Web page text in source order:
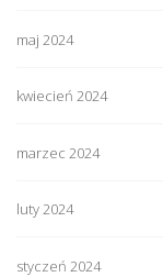
maj 2024
kwiecień 2024
marzec 2024
luty 2024
styczeń 2024